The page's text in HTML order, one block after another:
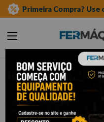
Primeira Compra? Use
ferramentas
martelo bola